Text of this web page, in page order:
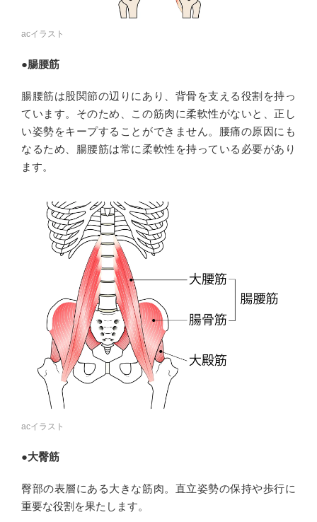
acイラスト
●腸腰筋
腸腰筋は股関節の辺りにあり、背骨を支える役割を持っ
ています。そのため、この筋肉に柔軟性がないと、正し
い姿勢をキープすることができません。腰痛の原因にも
なるため、腸腰筋は常に柔軟性を持っている必要があり
ます。
acイラスト
●大臀筋
臀部の表層にある大きな筋肉。直立姿勢の保持や歩行に
重要な役割を果たします。